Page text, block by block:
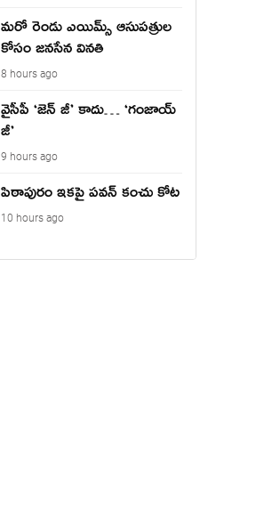
మరో రెండు ఎయిమ్స్ ఆసుపత్రుల
కోసం జనసేన వినతి
8 hours ago
వైసీపీ ‘జెన్ జీ’ కాదు… ‘గంజాయ్
జీ’
9 hours ago
పిఠాపురం ఇకపై పవన్ కంచు కోట
10 hours ago